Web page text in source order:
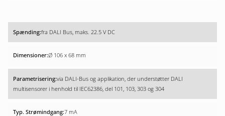
fra DALI Bus, maks. 22.5 V DC
Ø 106 x 68 mm
via DALI-Bus og applikation, der understøtter DALI
multisensorer i henhold til IEC62386, del 101, 103, 303 og 304
7 mA